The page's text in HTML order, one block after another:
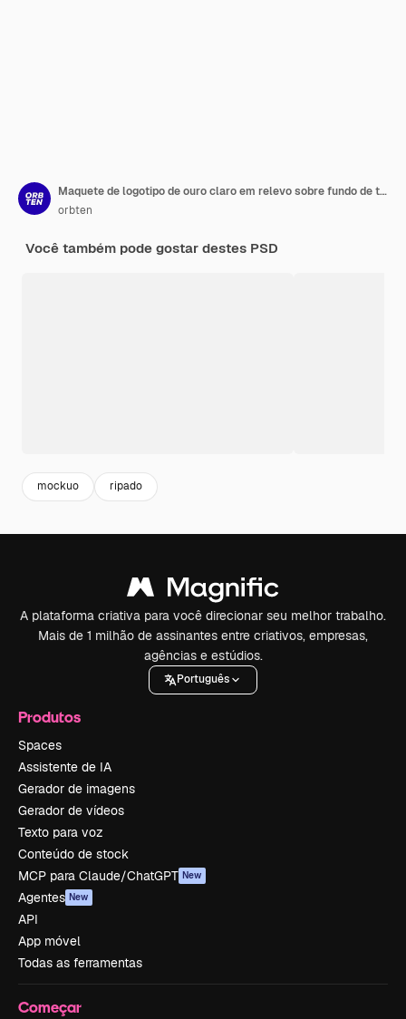
Maquete de logotipo de ouro claro em relevo sobre fundo de textura de cor laranja com sombra
orbten
Você também pode gostar destes PSD
mockuo ripado
A plataforma criativa para você direcionar seu melhor trabalho.
Mais de 1 milhão de assinantes entre criativos, empresas,
agências e estúdios.
Português
Produtos
Spaces
Assistente de IA
Gerador de imagens
Gerador de vídeos
Texto para voz
Conteúdo de stock
MCP para Claude/ChatGPT New
Agentes New
API
App móvel
Todas as ferramentas
Começar